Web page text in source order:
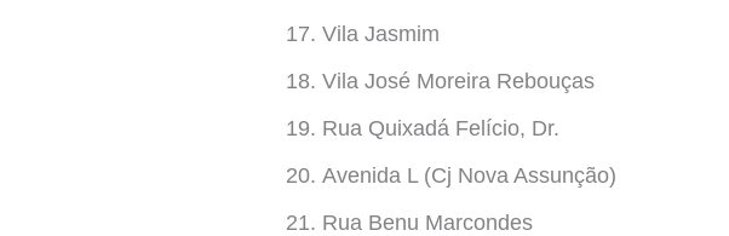
Vila Jasmim
Vila José Moreira Rebouças
Rua Quixadá Felício, Dr.
Avenida L (Cj Nova Assunção)
Rua Benu Marcondes